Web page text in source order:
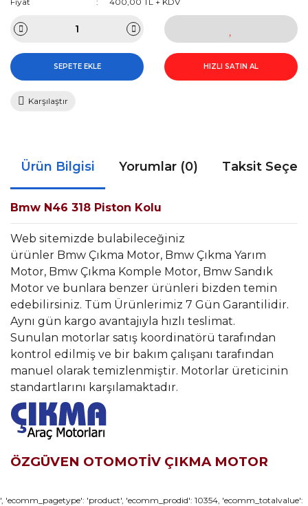
SEPETE EKLE HIZLI SATIN AL
Karşılaştır
Ürün Bilgisi Yorumlar (0) Taksit
Bmw N46 318 Piston Kolu
Web sitemizde bulabileceğiniz
ürünler Bmw Çıkma Motor, Bmw Çıkma Yarım
Motor, Bmw Çıkma Komple Motor, Bmw Sandık
Motor ve bunlara benzer ürünleri bizden temin
edebilirsiniz. Tüm Ürünlerimiz 7 Gün Garantilidir.
Aynı gün kargo avantajıyla hızlı teslimat.
Sunulan motorlar satış koordinatörü tarafından
kontrol edilmiş ve bir bakım çalışanı tarafından
manuel olarak temizlenmiştir. Motorlar üreticinin
standartlarını karşılamaktadır.
ÖZGÜVEN OTOMOTİV ÇIKMA MOTOR
Bu ürünün fiyat bilgisi, resim, ürün açıklamalarında ve diğer
', 'ecomm_pagetype': 'product', 'ecomm_prodid': 10354, 'ecomm_totalvalue':